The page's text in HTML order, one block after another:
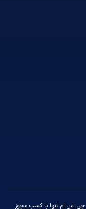
جی اس ام تنها با کسب مجوز